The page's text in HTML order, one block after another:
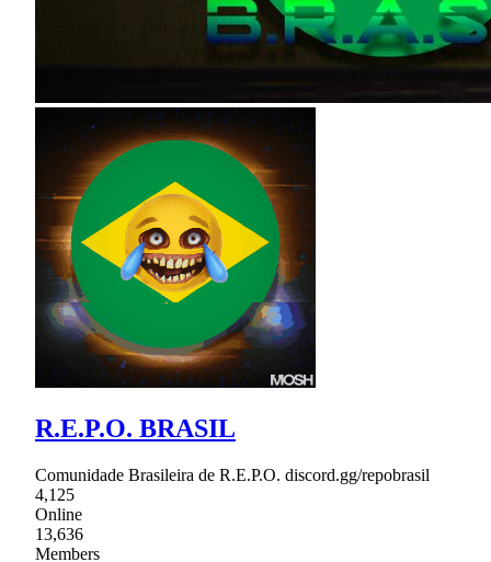
R.E.P.O. BRASIL
Comunidade Brasileira de R.E.P.O. discord.gg/repobrasil
4,125
Online
13,636
Members